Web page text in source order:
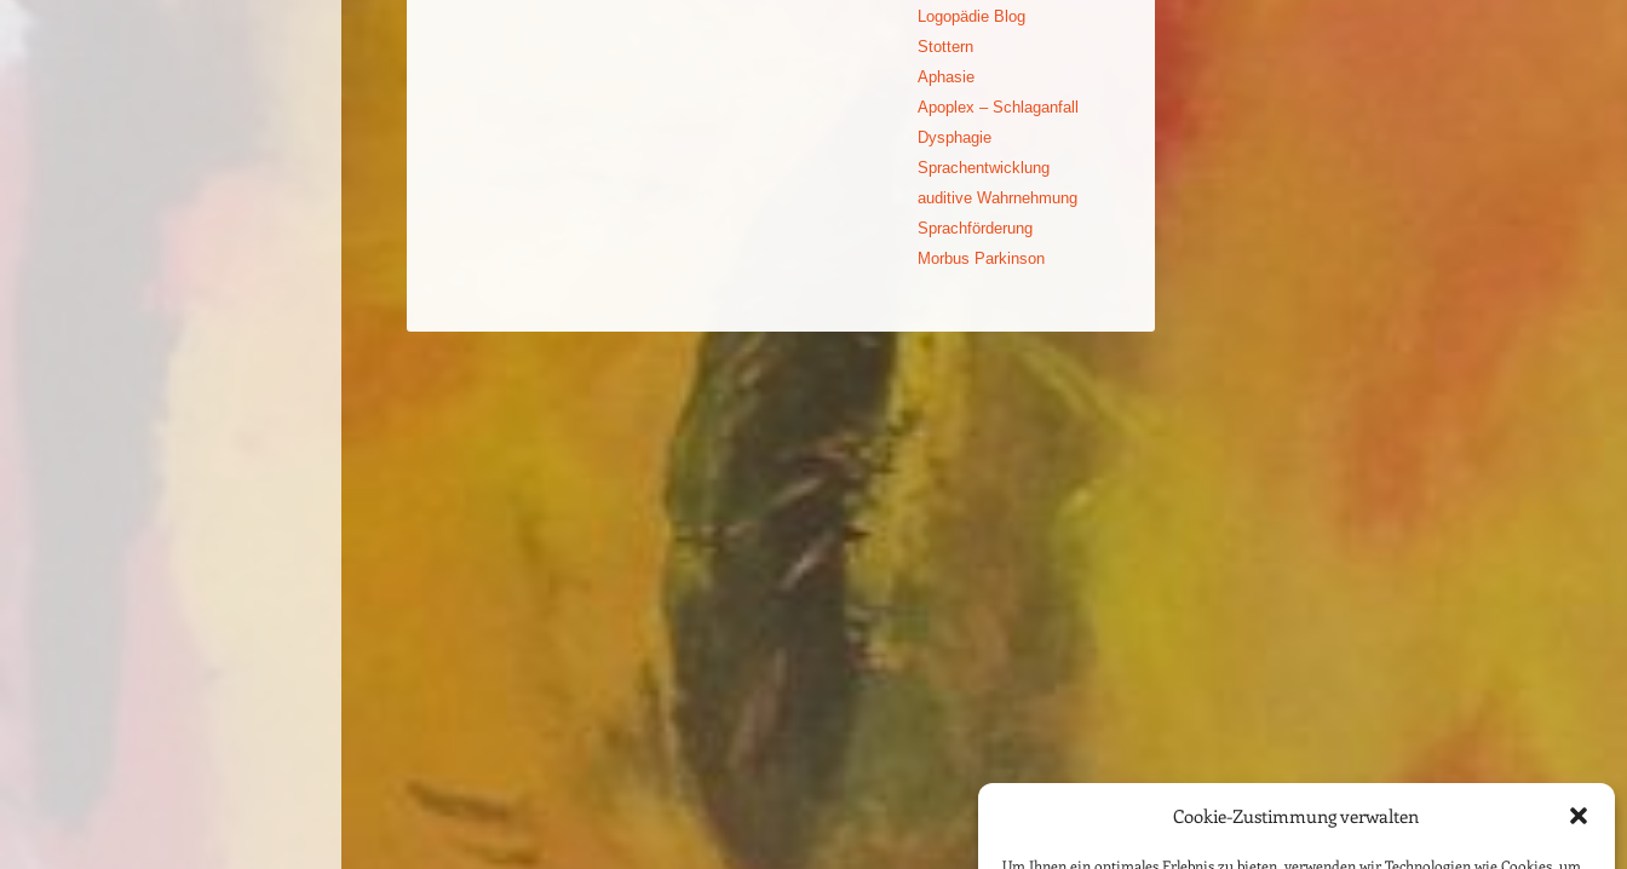
Cookie-Zustimmung verwalten
Lexikon
Logopädie Blog
Stottern
Aphasie
Apoplex – Schlaganfall
Dysphagie
Sprachentwicklung
auditive Wahrnehmung
Sprachförderung